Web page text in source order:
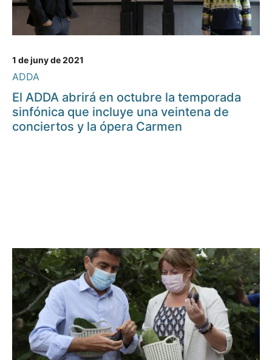
1 de juny de 2021
ADDA
El ADDA abrirá en octubre la temporada
sinfónica que incluye una veintena de
conciertos y la ópera Carmen